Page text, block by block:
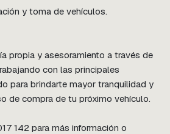
y toma de vehículos.
propia y asesoramiento a través de
con las principales
para brindarte mayor tranquilidad y
de compra de tu próximo vehículo.
142 para más información o